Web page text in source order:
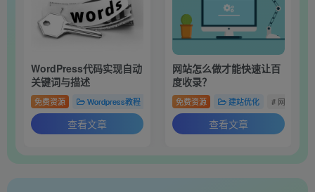
WordPress代码实现自动
关键词与描述
免费资源 Wordpress教程 建站优化 # 网站 # Wordpress
查看文章
网站怎么做才能快速让百
度收录？
免费资源 建站优化 # 网站
查看文章